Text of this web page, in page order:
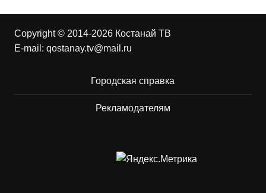
Copyright © 2014-2026 Костанай ТВ
E-mail: qostanay.tv@mail.ru
Городская справка
Рекламодателям